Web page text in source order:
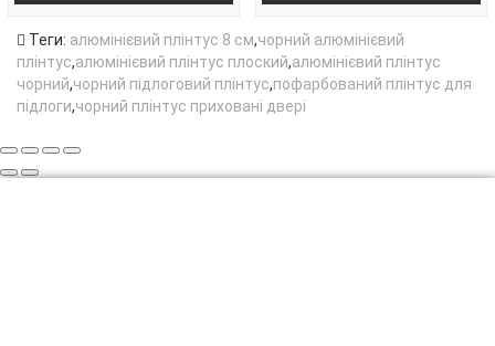
Теги: алюмінієвий плінтус 8 см,чорний алюмінієвий
плінтус,алюмінієвий плінтус плоский,алюмінієвий плінтус
чорний,чорний підлоговий плінтус,пофарбований плінтус для
підлоги,чорний плінтус приховані двері